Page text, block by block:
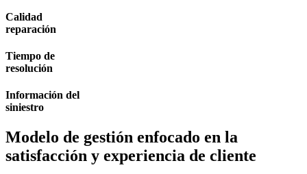
Calidad
reparación
Tiempo de
resolución
Información del
siniestro
Modelo de gestión enfocado en la
satisfacción y experiencia de cliente